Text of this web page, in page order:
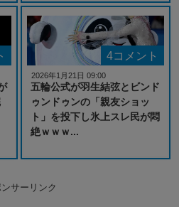
4コメント
五輪公式が羽生結弦とビンド
ゥンドゥンの「親友ショッ
ト」を投下し氷上スレ民が悶
絶ｗｗｗ...
2026年1月21日 09:00
ンサーリンク